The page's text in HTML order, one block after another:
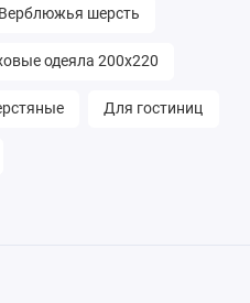
Верблюжья шерсть
одеяла 200х220
Для гостиниц